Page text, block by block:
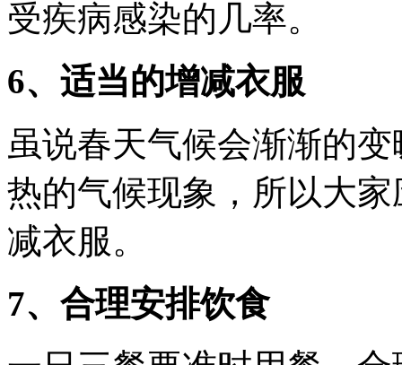
受疾病感染的几率。
6、适当的增减衣服
虽说春天气候会渐渐的
热的气候现象，所以大
减衣服。
7、合理安排饮食